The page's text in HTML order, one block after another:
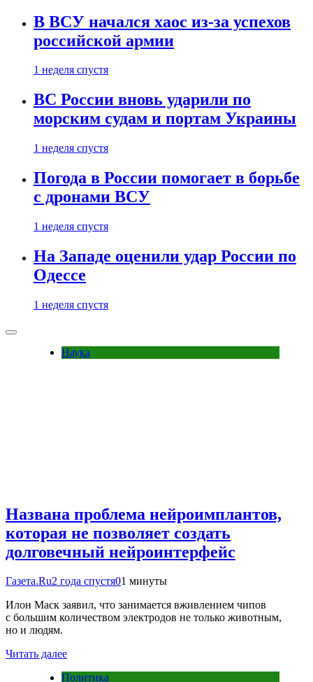
В ВСУ начался хаос из-за успехов
российской армии
1 неделя спустя
ВС России вновь ударили по
морским судам и портам Украины
1 неделя спустя
Погода в России помогает в борьбе
с дронами ВСУ
1 неделя спустя
На Западе оценили удар России по
Одессе
1 неделя спустя
Наука
Названа проблема нейроимплантов,
которая не позволяет создать
долговечный нейроинтерфейс
Газета.Ru2 года спустя01 минуты
Илон Маск заявил, что занимается вживлением чипов
с большим количеством электродов не только животным,
но и людям.
Читать далее
Политика